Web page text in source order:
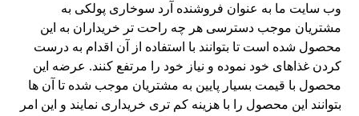
وب سایت ما به عنوان فروشنده آرد سوخاری پولکی به
مشتریان موجب دسترسی هر چه راحت تر خریداران به این
محصول شده است تا بتوانند با استفاده از آن اقدام به درست
کردن غذاهای خود نموده و نیاز خود را مرتفع کنند. عرضه این
محصول با قیمت بسیار پایین به مشتریان موجب شده تا آن ها
بتوانند این محصول را با هزینه کم تری خریداری نمایند و این امر